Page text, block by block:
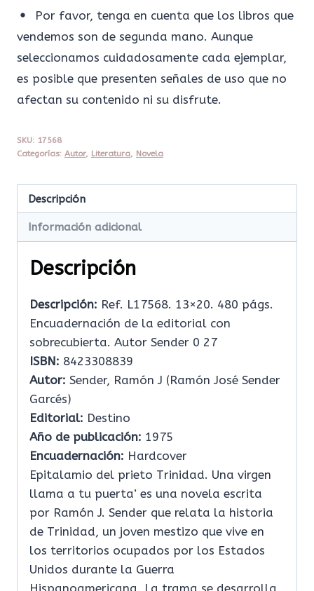
Por favor, tenga en cuenta que los libros que
vendemos son de segunda mano. Aunque
seleccionamos cuidadosamente cada ejemplar,
es posible que presenten señales de uso que no
afectan su contenido ni su disfrute.
SKU: 17568
Categorías: Autor, Literatura, Novela
Descripción
Información adicional
Descripción
Descripción: Ref. L17568. 13×20. 480 págs.
Encuadernación de la editorial con
sobrecubierta. Autor Sender 0 27
ISBN: 8423308839
Autor: Sender, Ramón J (Ramón José Sender
Garcés)
Editorial: Destino
Año de publicación: 1975
Encuadernación: Hardcover
Epitalamio del prieto Trinidad. Una virgen
llama a tu puerta’ es una novela escrita
por Ramón J. Sender que relata la historia
de Trinidad, un joven mestizo que vive en
los territorios ocupados por los Estados
Unidos durante la Guerra
Hispanoamericana. La trama se desarrolla